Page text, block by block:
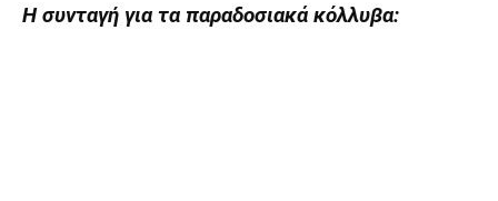
Η συνταγή για τα παραδοσιακά κόλλυβα: